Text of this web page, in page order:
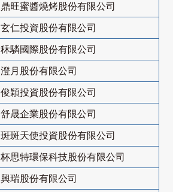
鼎旺蜜醬燒烤股份有限公司
玄仁投資股份有限公司
秝驎國際股份有限公司
澄月股份有限公司
俊穎投資股份有限公司
舒晟企業股份有限公司
斑斑天使投資股份有限公司
杯思特環保科技股份有限公司
興瑞股份有限公司